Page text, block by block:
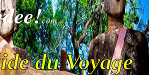
com
du Voyage